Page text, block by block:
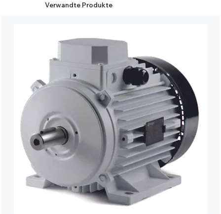
Verwandte Produkte